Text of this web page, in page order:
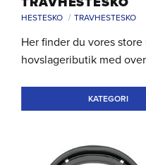
HESTESKO TRAVHESTESKO
Her finder du vores
hovslageributik med
KATEGORI
Specialskor 9